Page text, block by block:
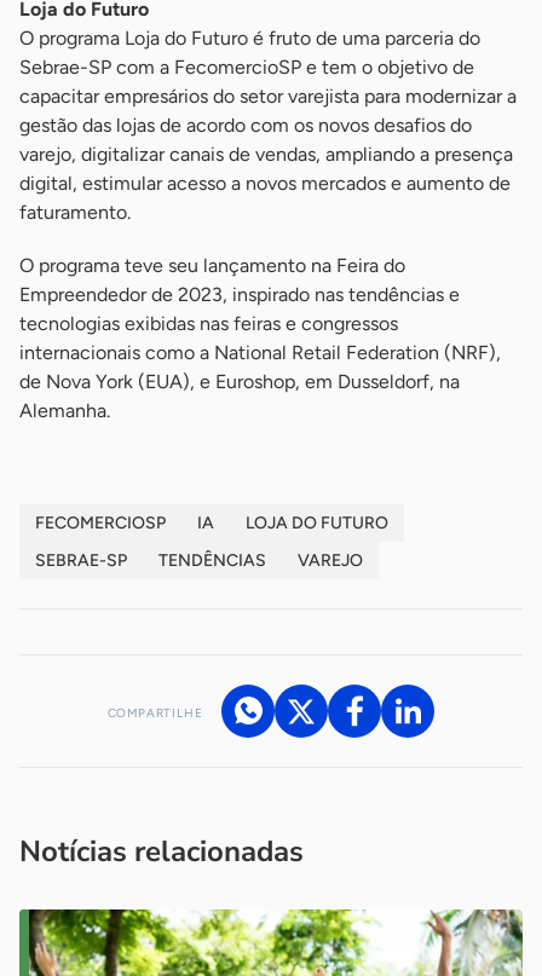
Loja do Futuro
O programa Loja do Futuro é fruto de uma parceria do
Sebrae-SP com a FecomercioSP e tem o objetivo de
capacitar empresários do setor varejista para modernizar a
gestão das lojas de acordo com os novos desafios do
varejo, digitalizar canais de vendas, ampliando a presença
digital, estimular acesso a novos mercados e aumento de
faturamento.
O programa teve seu lançamento na Feira do
Empreendedor de 2023, inspirado nas tendências e
tecnologias exibidas nas feiras e congressos
internacionais como a National Retail Federation (NRF),
de Nova York (EUA), e Euroshop, em Dusseldorf, na
Alemanha.
FECOMERCIOSP IA
LOJA DO FUTURO
SEBRAE-SP
TENDÊNCIAS VAREJO
COMPARTILHE
Notícias relacionadas